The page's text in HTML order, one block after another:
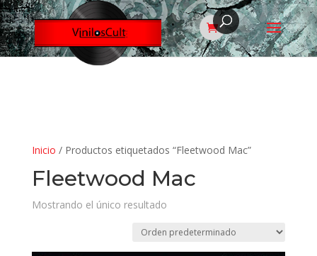
Inicio / Productos etiquetados “Fleetwood Mac”
Fleetwood Mac
Mostrando el único resultado